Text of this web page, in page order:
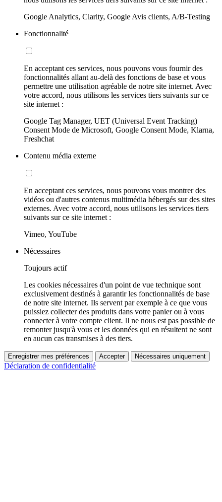
Google Analytics, Clarity, Google Avis clients, A/B-Testing
Fonctionnalité
En acceptant ces services, nous pouvons vous fournir des
fonctionnalités allant au-delà des fonctions de base et vous
permettre une utilisation agréable de notre site internet. Avec
votre accord, nous utilisons les services tiers suivants sur ce
site internet :
Google Tag Manager, UET (Universal Event Tracking)
Consent Mode de Microsoft, Google Consent Mode, Klarna,
Freshchat
Contenu média externe
En acceptant ces services, nous pouvons vous montrer des
vidéos ou d'autres contenus multimédia hébergés sur des sites
externes. Avec votre accord, nous utilisons les services tiers
suivants sur ce site internet :
Vimeo, YouTube
Nécessaires
Toujours actif
Les cookies nécessaires d'un point de vue technique sont
exclusivement destinés à garantir les fonctionnalités de base
de notre site internet. Ils servent par exemple à ce que vous
puissiez collecter des produits dans votre panier ou à vous
connecter à votre compte client. Il ne nous est pas possible de
remonter jusqu'à vous et les données qui en résultent ne sont
en aucun cas transmises à des tiers.
Enregistrer mes préférences Accepter Nécessaires uniquement
Déclaration de confidentialité